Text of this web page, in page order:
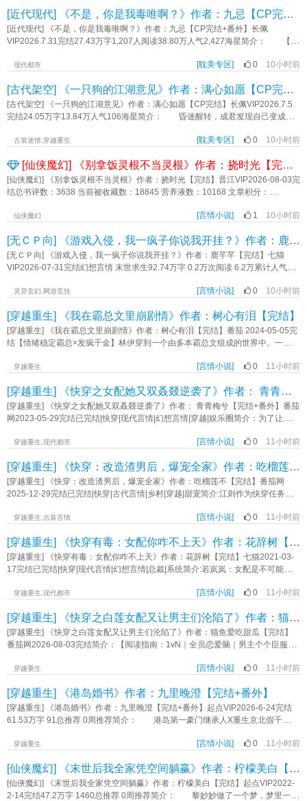
共生体。 — “爱是有人用死来证明，有人用疯来记住。” *控控勿看。
禁拆、逆CP。攻没有实质性的错误，但有追妻情节。大狗血。病弱受。 完
结：CP2059019 写得不好，致歉，免费 标签：狗血酸涩HE虐恋架空精
各路鬼怪纠缠，每当世界保持安静的时候，我还会被拖入鬼怪的世界。 为了
解救自己，我不得不为那个懒懒的家伙打工！ 标签：民俗志怪第一人称主受
忽悠猫和呆呆狗小甜文直男没事啊七是美1HE《不要随便保持安静啊喂》作者：
[近代现代] 《不是，你是我毒唯啊？》作者：九忌【CP完结+番外】
[近代现代] 《不是，你是我毒唯啊？》作者：九忌【CP完结+番外】长佩
VIP2026.7.31完结27.43万字1,207人阅读38.80万人气2,427海星简介： 【林
【追妻】【甜宠】【百灵鸟与小磕巴】 好消息，一见钟情的台球教练是我的
眼，林祺鹦就觉得自己沦陷了。 这个世界上竟然会有如此对他胃口的存
在！ 一定要追到他，要想办法把他泡到手！ 可为什么，如论他怎么像他
示好，他都是一副极其冷淡的样子啊！ QAQ难道他讨厌我？！ ——补药
推我这辈子都不洗手了我要再买三十张他的专辑哦哦定制的周边尾款也要付了不
丝私联什么有人黑我男神你知道他有多努力吗看我怎么切我的16个大小号把号给
炸成灰…… 新坑感谢收藏！（笔芯） 标签：甜宠HE一见钟情直掰弯追妻
《不是，你是我毒唯啊？》作者：九忌
现代都市 [耽美专区] 0 10小时前
[古代架空] 《一只狗的江湖意见》作者：满心如愿【CP完结】
[古代架空] 《一只狗的江湖意见》作者：满心如愿【CP完结】长佩VIP2026.7.5
完结24.05万字13.84万人气106海星简介： 昏迷醒转，成君发现自己变成了
题： 屠夫之刀，悬于头顶了！ 剑宗九岳山的大师兄成君为证清白跳崖明
运； 他以为自己的过去已经很惨了，没想到还有比他更惨的，夏舒的出身不
比他差，怎么也混成这步田地？ 一人一狗由大陆南方一路北游，遇到很多故
人，也将揭开很多旧事； 秀水的掌上明珠、甩不掉的烂桃花、苗疆的小蛊
还是要面对那些不得不面对的历史遗留问题—— 我们为什么不去问问神奇的
喜怒无常受 成君x夏舒 低魔微奇幻，有炼体与秘术师之分，本质是个快意
情仇爱恨交织的武侠故事；部分源于九州设定，自成一系，考据退避，不影响阅
读； 日更。 标签：江湖低魔武侠灵魂转换剧情年上强强秘术师公路文微
古装迷情,穿越重生 [耽美专区] 0 10小时前
[仙侠魔幻] 《别拿饭灵根不当灵根》作者：挠时光【完结】
[仙侠魔幻] 《别拿饭灵根不当灵根》作者：挠时光【完结】晋江VIP2026-08-03完
结总书评数：3638 当前被收藏数：18845 营养液数：10168 文章积分：
师姐 原主灵根被废，成为宗门弃子，最后寻了一处偏僻的地方了结了性
呀 她在穿书前，是一个美食博主，来到这里后，她打算重操旧业，捞起
锅铲养活自己 野生的果子可以拿来做果酱，泡果酒，腌肉…… 吸着灵
气长大的家禽，不论是炖汤还是红烧，都很鲜美 光临秦羡私房菜馆的顾
客…… 秦羡：您的尾巴露出来了啊喂…… 狐妖一族，一向是对人
最原始的吃法 直到某一次，狐狸洞里有小妖带回来了半只荷叶鸡 嫩
滑多汁的鸡肉和菏叶的清香，直接吸引了一整个狐狸洞的小狐狸 小妖：
有个人类超级会做饭，做出来的食物好香，吃完后，我就顿悟进阶
结束后就往私房菜馆跑 狐族妖尊凌樾出关后，本想瞧瞧狐族新生一脉修
馆 去秦羡私房菜馆之前：让本尊瞧瞧，何方妖孽，使出如此歹计，引他
狐族稚狐自甘堕落 去秦羡私房菜馆之后：修炼打坐之前，就该吃饱了再
去，不然哪有那个时间修炼？ 秦羡的私房菜馆生意越来越好，
新菜，这颗小芽就会长大一些 它与别的五行灵根不一样，吃的越好，它
的长的越好，秦羡的功力就越强 秦羡：这就是传闻中的……饭灵
根？！ 后来，云山宗众人突然发现，曾经被他们视作弃子的秦羡，不仅
长出了新的灵根，功力直逼破天镜 云山宗众人纷纷后悔求和 秦
羡：曾经我为云山宗出生入死，却落得一个被师门当弃子的下场，现如今来求我
回云山宗，得看我的锅铲答不答应内容标签： 种田文 仙侠修真 女配 甜文 爽文主
角视角秦羡凌樾其它：美食一句话简介：做饭香香，活的长长立意：不论如何，
都要勇敢活下去《别拿饭灵根不当灵根》作者：挠时光
仙侠魔幻 [言情小说] 1 10小时前
[无ＣＰ向] 《游戏入侵，我一疯子你说我开挂？》作者：鹿芊芊【完结】
[无ＣＰ向] 《游戏入侵，我一疯子你说我开挂？》作者：鹿芊芊【完结】七猫
VIP2026-07-31完结幻想言情 末世求生92.74万字 0.2万次阅读 6.2万累计人气值
杳醒来时，车厢空荡，广播里重复这句话。她低头，手腕上戴着“分贝计数器”，数
底消失。林杳本以为，自己只能在这布满邪祟、怪物与疯子的世界中挣扎求生。
直到某天，系统警报响彻副本：【检测到钉子户玩家林杳，强行拆除规则墙体，
授予隐藏称号——怪诞拆迁办主任。】林杳：？？？我只是想活，怎么就成了系
灵异玄幻,网游竞技 [言情小说] 0 10小时前
[穿越重生] 《我在霸总文里崩剧情》作者：树心有泪【完结】
[穿越重生] 《我在霸总文里崩剧情》作者：树心有泪【完结】番茄 2024-05-05完
结【情绪稳定霸总×发疯千金】林伊穿到一个由多本霸总文组成的世界中。一个打
她就当抽中豪门千金体验卡了。只是剧情为什么总是崩坏啊？“宿主，《陆总的乖
《百亿总裁的替身情人》剧情崩坏，男女主本该相遇的，现在相遇没遇上。”“宿
主，《季总，不要再虐了》剧情崩坏，女主被你刺激得要离婚啦。”林伊在这个世
界里缝缝补补，但剧情却越补越离谱。小娇妻变事业脑了？替身情人掉钱眼里
女强，不黑原女主，1V1）《我在霸总文里崩剧情》作者：树心有泪
穿越重生 [言情小说] 0 11小时前
[穿越重生] 《快穿之女配她又双叒叕逆袭了》作者： 青青梅兮【完结+番外】
[穿越重生] 《快穿之女配她又双叒叕逆袭了》作者： 青青梅兮【完结+番外】番茄
网2023-05-29完结已完结|快穿|现代言情|幻想言情|穿越|娱乐圈简介：为了让神界
过是个小小花妖，哪儿来这么大的实力，可又不得不听从命令，只是……女尊
他是财大气粗的制片人。她是星际著名的星球主，高冷的军队将军唇角一勾，"这
个人，我罩了"……怎么哪儿哪儿都有他，她说她只是来收集能量的，还有人信
嘛……《快穿之女配她又双叒叕逆袭了》作者：青青梅兮
穿越重生,现代都市 [言情小说] 0 11小时前
[穿越重生] 《快穿：改造渣男后，爆宠全家》作者：吃榴莲不【完结】
[穿越重生] 《快穿：改造渣男后，爆宠全家》作者：吃榴莲不【完结】番茄网
2025-12-29完结已完结|快穿|古代言情|乡村|穿越|甜宠简介:江则作为快穿任务者
不孕隐疾男2.炮灰暴虐王爷3不负责任的渣爹4愚孝男养出的犯罪娃《快穿：改造
穿越重生,古装言情 [言情小说] 0 11小时前
[穿越重生] 《快穿有毒：女配你咋不上天》作者：花辞树【完结】
[穿越重生] 《快穿有毒：女配你咋不上天》作者：花辞树【完结】七猫2021-03-
17完结已完结|快穿|现代言情|幻想言情|总裁|系统简介:若岚岚：女配是不可能逆袭
主，编号9527。】若岚岚：“我若岚岚就是饿死，死外边，从这里跳下去，也不会
香！男主女主：若岚岚你咋不上天呢？若岚岚：不好意思，我刚从天上下来。
《快穿有毒：女配你咋不上天》作者：花辞树
穿越重生,现代都市 [言情小说] 0 11小时前
[穿越重生] 《快穿之白莲女配又让男主们沦陷了》作者：猫鱼爱吃甜瓜【完结】
[穿越重生] 《快穿之白莲女配又让男主们沦陷了》作者：猫鱼爱吃甜瓜【完结】
番茄网2026-08-03完结简介：【阅读指南：1vN｜全员恋爱脑｜男主个个臣服
剧情。系统哭唧唧说之前宿主都被虐得好惨，少虞笑了：放心，姐带你演回来。
里原主被玩得团团转。少虞来了，第一晚就让他半夜开车过来修灯泡。侄女当着
他面哭？少虞转头消失两个月。再见时这位爷跪在她面前，眼泪哗哗的：“我错
了，你别不要我。”世界二：边疆糙汉将军他是杀人不眨眼的铁血将军，她是京城
边：“夫人你理理我行不行？”世界三：忠犬暗卫她是权倾朝野的疯批长公主，他是
城，却在她面前缓缓跪下：“这江山都给你，你摸摸我的头好不好？”世界四：禁欲
丈夫他是薄情寡恩的联姻丈夫，新婚半个月连婚房都没进过，把她当空气。后来
他红着眼把她堵在墙角：“傅太太，这婚……不离了。”少虞的鱼塘，进去的鱼就没
穿越重生 [言情小说] 0 11小时前
[穿越重生] 《港岛婚书》作者：九里晚澄【完结+番外】
[穿越重生] 《港岛婚书》作者：九里晚澄【完结+番外】起点VIP2026-6-24完结
61.53万字 91总推荐 0周推荐简介： 港岛第一豪门继承人X重生京北假千
私生女简之。 京北连日雨天，港岛送来婚书和婚前协议，私生女要替长公主
照单全收宠溺有加 “贺先生，这个钻石好大！” 太子爷挥手点天灯，在场无
人敢争抢。 “贺先生，床垫太硬我不喜欢！” 太子爷将人搂在怀，“乖，我
陪你去挑喜欢的，晚上再试试。” 管家说贺聿珩很忙，忙到早出晚归，让简之
穿越重生 [言情小说] 0 11小时前
[仙侠魔幻] 《末世后我全家凭空间躺赢》作者：柠檬美白【完结】
[仙侠魔幻] 《末世后我全家凭空间躺赢》作者：柠檬美白【完结】起点VIP2022-
2-14完结47.2万字 1460总推荐 0周推荐简介： 黎妙妙做了一个梦，梦里一场